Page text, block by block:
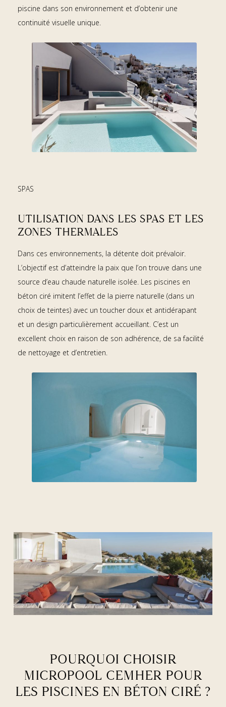
piscine dans son environnement et d’obtenir une
continuité visuelle unique.
SPAS
UTILISATION DANS LES SPAS ET LES
ZONES THERMALES
Dans ces environnements, la détente doit prévaloir.
L’objectif est d’atteindre la paix que l’on trouve dans une
source d’eau chaude naturelle isolée. Les piscines en
béton ciré imitent l’effet de la pierre naturelle (dans un
choix de teintes) avec un toucher doux et antidérapant
et un design particulièrement accueillant. C’est un
excellent choix en raison de son adhérence, de sa facilité
de nettoyage et d’entretien.
POURQUOI CHOISIR
MICROPOOL CEMHER POUR
LES PISCINES EN BÉTON CIRÉ ?